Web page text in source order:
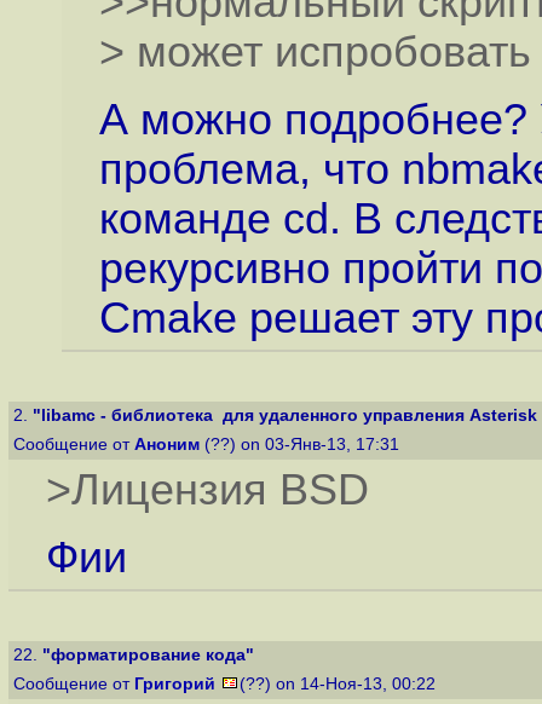
> может
А можно подробнее?
проблема, что
команде cd. В
рекурсивно пройти
Сmake решает эту
2. "libamc - библиотека для удаленного управления Asterisk
Сообщение от Аноним (??) on 03-Янв-13, 17:31
>Лицензия BSD
Фии
22. "форматирование кода"
Сообщение от Григорий (??) on 14-Ноя-13, 00:22